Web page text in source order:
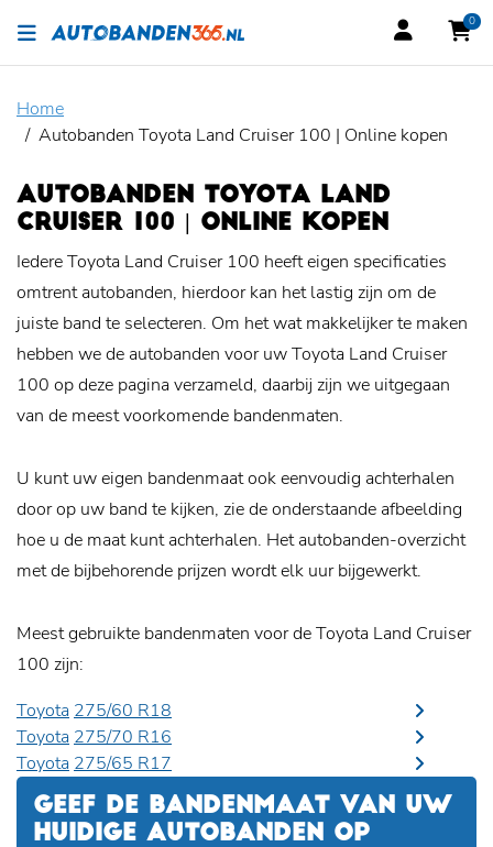
0
Home
Autobanden Toyota Land Cruiser 100 | Online kopen
AUTOBANDEN TOYOTA LAND
CRUISER 100 | ONLINE KOPEN
Iedere Toyota Land Cruiser 100 heeft eigen specificaties
omtrent autobanden, hierdoor kan het lastig zijn om de
juiste band te selecteren. Om het wat makkelijker te maken
hebben we de autobanden voor uw Toyota Land Cruiser
100 op deze pagina verzameld, daarbij zijn we uitgegaan
van de meest voorkomende bandenmaten.
U kunt uw eigen bandenmaat ook eenvoudig achterhalen
door op uw band te kijken, zie de onderstaande afbeelding
hoe u de maat kunt achterhalen. Het autobanden-overzicht
met de bijbehorende prijzen wordt elk uur bijgewerkt.
Meest gebruikte bandenmaten voor de Toyota Land Cruiser
100 zijn:
Toyota 275/60 R18
Toyota 275/70 R16
Toyota 275/65 R17
GEEF DE BANDENMAAT VAN UW
HUIDIGE AUTOBANDEN OP